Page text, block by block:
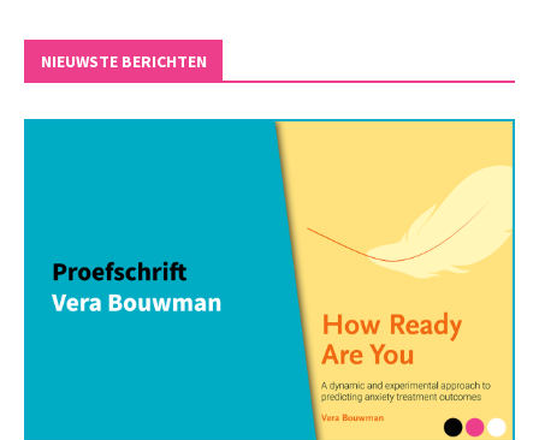
NIEUWSTE BERICHTEN